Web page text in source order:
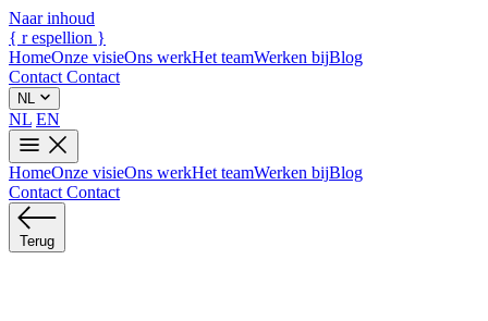
Naar inhoud
{ r espellion }
HomeOnze visieOns werkHet teamWerken bijBlog
Contact Contact
NL
NL EN
HomeOnze visieOns werkHet teamWerken bijBlog
Contact Contact
Terug